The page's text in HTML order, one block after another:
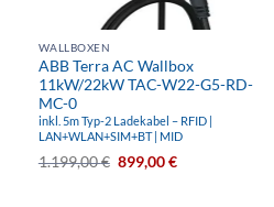
WALLBOXEN
ABB Terra AC Wallbox
11kW/22kW TAC-W22-G5-RD-
MC-0
inkl. 5m Typ-2 Ladekabel – RFID |
LAN+WLAN+SIM+BT | MID
1.199,00€ 899,00€